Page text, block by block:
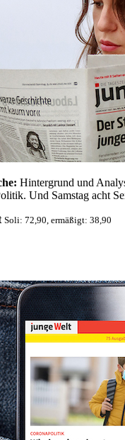
Hintergrund und
Und Samstag acht
Soli: 72,90, ermäßigt: 38,90